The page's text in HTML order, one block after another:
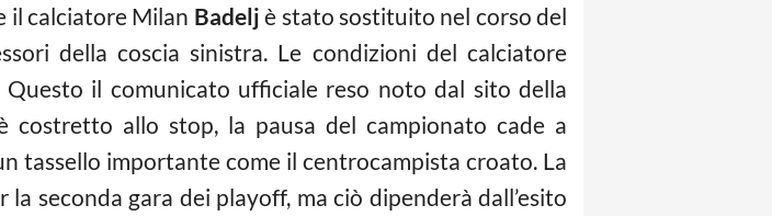
il calciatore Milan Badelj è stato sostituito nel corso del
della coscia sinistra. Le condizioni del calciatore
il comunicato ufficiale reso noto dal sito della
allo stop, la pausa del campionato cade a
tassello importante come il centrocampista croato. La
seconda gara dei playoff, ma ciò dipenderà dall’esito